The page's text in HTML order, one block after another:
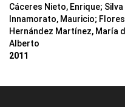
Cáceres Nieto, Enrique;
Innamorato, Mauricio;
Hernández Martínez, María
Alberto
2011